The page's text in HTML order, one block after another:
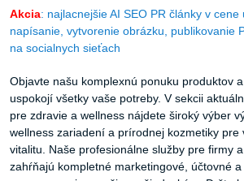
Akcia: najlacnejšie AI SEO PR články v cene
napísanie, vytvorenie obrázku, publikovanie
na socialnych sieťach
Objavte našu komplexnú ponuku produktov
uspokojí všetky vaše potreby. V sekcii
pre zdravie a wellness nájdete široký výber
wellness zariadení a prírodnej kozmetiky pre
vitalitu. Naše profesionálne služby pre firmy
zahŕňajú kompletné marketingové, účtovné